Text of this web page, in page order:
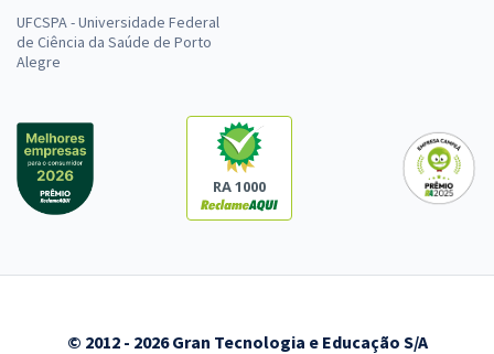
UFCSPA - Universidade Federal
de Ciência da Saúde de Porto
Alegre
RA 1000
© 2012 - 2026 Gran Tecnologia e Educação S/A